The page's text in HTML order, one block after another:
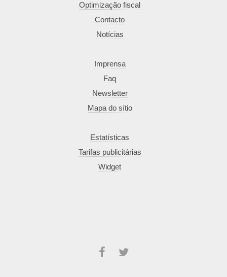
Optimização fiscal
Contacto
Notícias
Imprensa
Faq
Newsletter
Mapa do sítio
Estatísticas
Tarifas publicitárias
Widget